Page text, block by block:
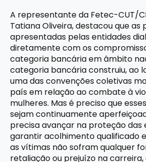
A representante da Fetec-CUT/
Tatiana Oliveira, destacou que as
apresentadas pelas entidades
diretamente com os
categoria bancária em âmbito
categoria bancária construiu, ao
uma das convenções coletivas
país em relação ao combate à
mulheres. Mas é preciso que
sejam continuamente
precisa avançar na proteção das
garantir acolhimento qualificado
as vítimas não sofram qualquer
retaliação ou prejuízo na carreira,